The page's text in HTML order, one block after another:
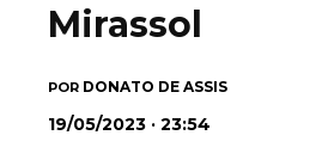
Mirassol
POR DONATO DE ASSIS
19/05/2023 · 23:54